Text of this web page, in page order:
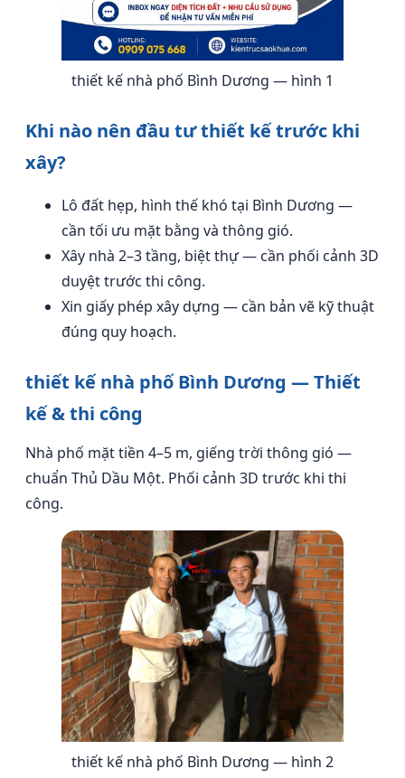
thiết kế nhà phố Bình Dương — hình 1
Khi nào nên đầu tư thiết kế trước khi
xây?
Lô đất hẹp, hình thế khó tại Bình Dương —
cần tối ưu mặt bằng và thông gió.
Xây nhà 2–3 tầng, biệt thự — cần phối cảnh 3D
duyệt trước thi công.
Xin giấy phép xây dựng — cần bản vẽ kỹ thuật
đúng quy hoạch.
thiết kế nhà phố Bình Dương — Thiết
kế & thi công
Nhà phố mặt tiền 4–5 m, giếng trời thông gió —
chuẩn Thủ Dầu Một. Phối cảnh 3D trước khi thi
công.
thiết kế nhà phố Bình Dương — hình 2